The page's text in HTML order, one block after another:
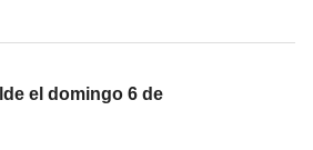
el domingo 6 de